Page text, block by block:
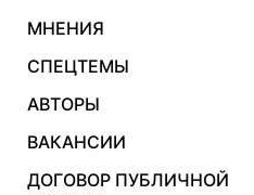
МНЕНИЯ
СПЕЦТЕМЫ
АВТОРЫ
ВАКАНСИИ
ДОГОВОР ПУБЛИЧНОЙ